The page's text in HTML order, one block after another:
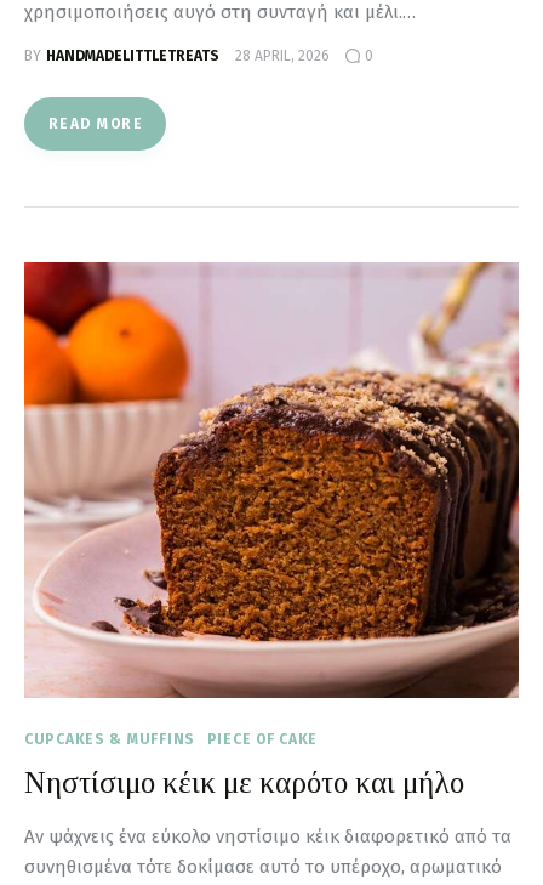
χρησιμοποιήσεις αυγό στη συνταγή και μέλι.…
BY HANDMADELITTLETREATS 28 APRIL, 2026 0
READ MORE
CUPCAKES & MUFFINS PIECE OF CAKE
Νηστίσιμο κέικ με καρότο και μήλο
Αν ψάχνεις ένα εύκολο νηστίσιμο κέικ διαφορετικό από τα
συνηθισμένα τότε δοκίμασε αυτό το υπέροχο, αρωματικό